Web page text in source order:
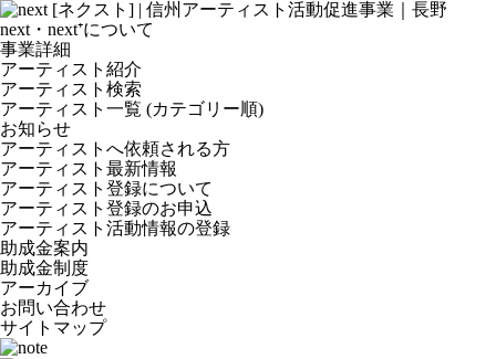
next・next⁺について
事業詳細
アーティスト紹介
アーティスト検索
アーティスト一覧 (カテゴリー順)
お知らせ
アーティストへ依頼される方
アーティスト最新情報
アーティスト登録について
アーティスト登録のお申込
アーティスト活動情報の登録
助成金案内
助成金制度
アーカイブ
お問い合わせ
サイトマップ